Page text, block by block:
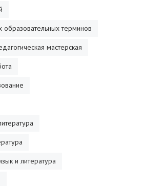
образовательных терминов
мастерская
и литература